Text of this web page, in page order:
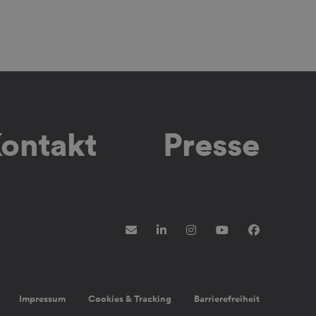
Presse
Newsletter
LinkedIn
Instagram
YouTube
Impressum Cookies & Tracking Barrierefreiheit